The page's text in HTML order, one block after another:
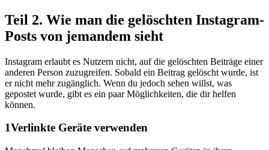
Teil 2. Wie man die gelöschten Instagram-
Posts von jemandem sieht
Instagram erlaubt es Nutzern nicht, auf die gelöschten Beiträge einer
anderen Person zuzugreifen. Sobald ein Beitrag gelöscht wurde, ist
er nicht mehr zugänglich. Wenn du jedoch sehen willst, was
gepostet wurde, gibt es ein paar Möglichkeiten, die dir helfen
können.
1Verlinkte Geräte verwenden